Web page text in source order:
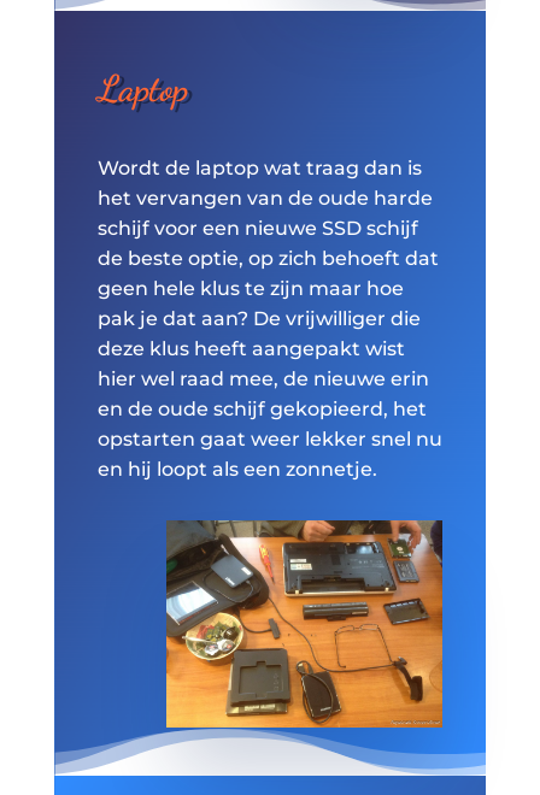
Laptop
Wordt de laptop wat traag dan is
het vervangen van de oude harde
schijf voor een nieuwe SSD schijf
de beste optie, op zich behoeft dat
geen hele klus te zijn maar hoe
pak je dat aan? De vrijwilliger die
deze klus heeft aangepakt wist
hier wel raad mee, de nieuwe erin
en de oude schijf gekopieerd, het
opstarten gaat weer lekker snel nu
en hij loopt als een zonnetje.